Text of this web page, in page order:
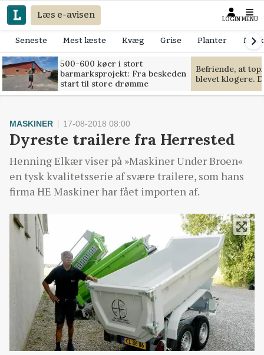
Læs e-avisen LOGIN MENU
Seneste Mest læste Kvæg Grise Planter
500-600 køer i stort
barmarksprojekt: Fra beskeden
start til store drømme
Befriende, at
blevet klogere.
MASKINER 17-08-2018 08:00
Dyreste trailere fra Herrested
Henning Elkær viser på »Maskiner Under Broen«
en tysk kvalitetsserie af svære trailere, som hans
firma HE Maskiner har fået importen af.